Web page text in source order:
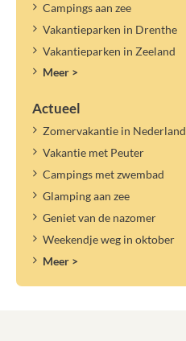
Campings aan zee
Vakantieparken in Drenthe
Vakantieparken in Zeeland
Meer >
Actueel
Zomervakantie in Nederland
Vakantie met Peuter
Campings met zwembad
Glamping aan zee
Geniet van de nazomer
Weekendje weg in oktober
Meer >